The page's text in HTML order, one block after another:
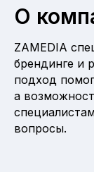
О
ZAMEDIA
брендинге и
подход
а
вопросы.